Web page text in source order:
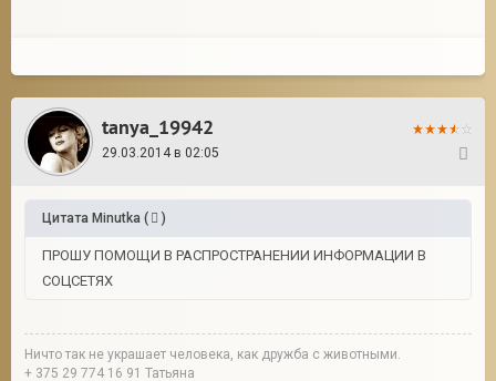
tanya_19942
29.03.2014 в 02:05
Цитата Minutka ( )
ПРОШУ ПОМОЩИ В РАСПРОСТРАНЕНИИ ИНФОРМАЦИИ В
СОЦСЕТЯХ
Ничто так не украшает человека, как дружба с животными.
+ 375 29 774 16 91 Татьяна